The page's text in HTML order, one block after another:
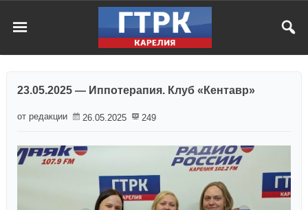
23.05.2025 — Иппотерапия. Клуб «Кентавр»
от редакции 26.05.2025 249